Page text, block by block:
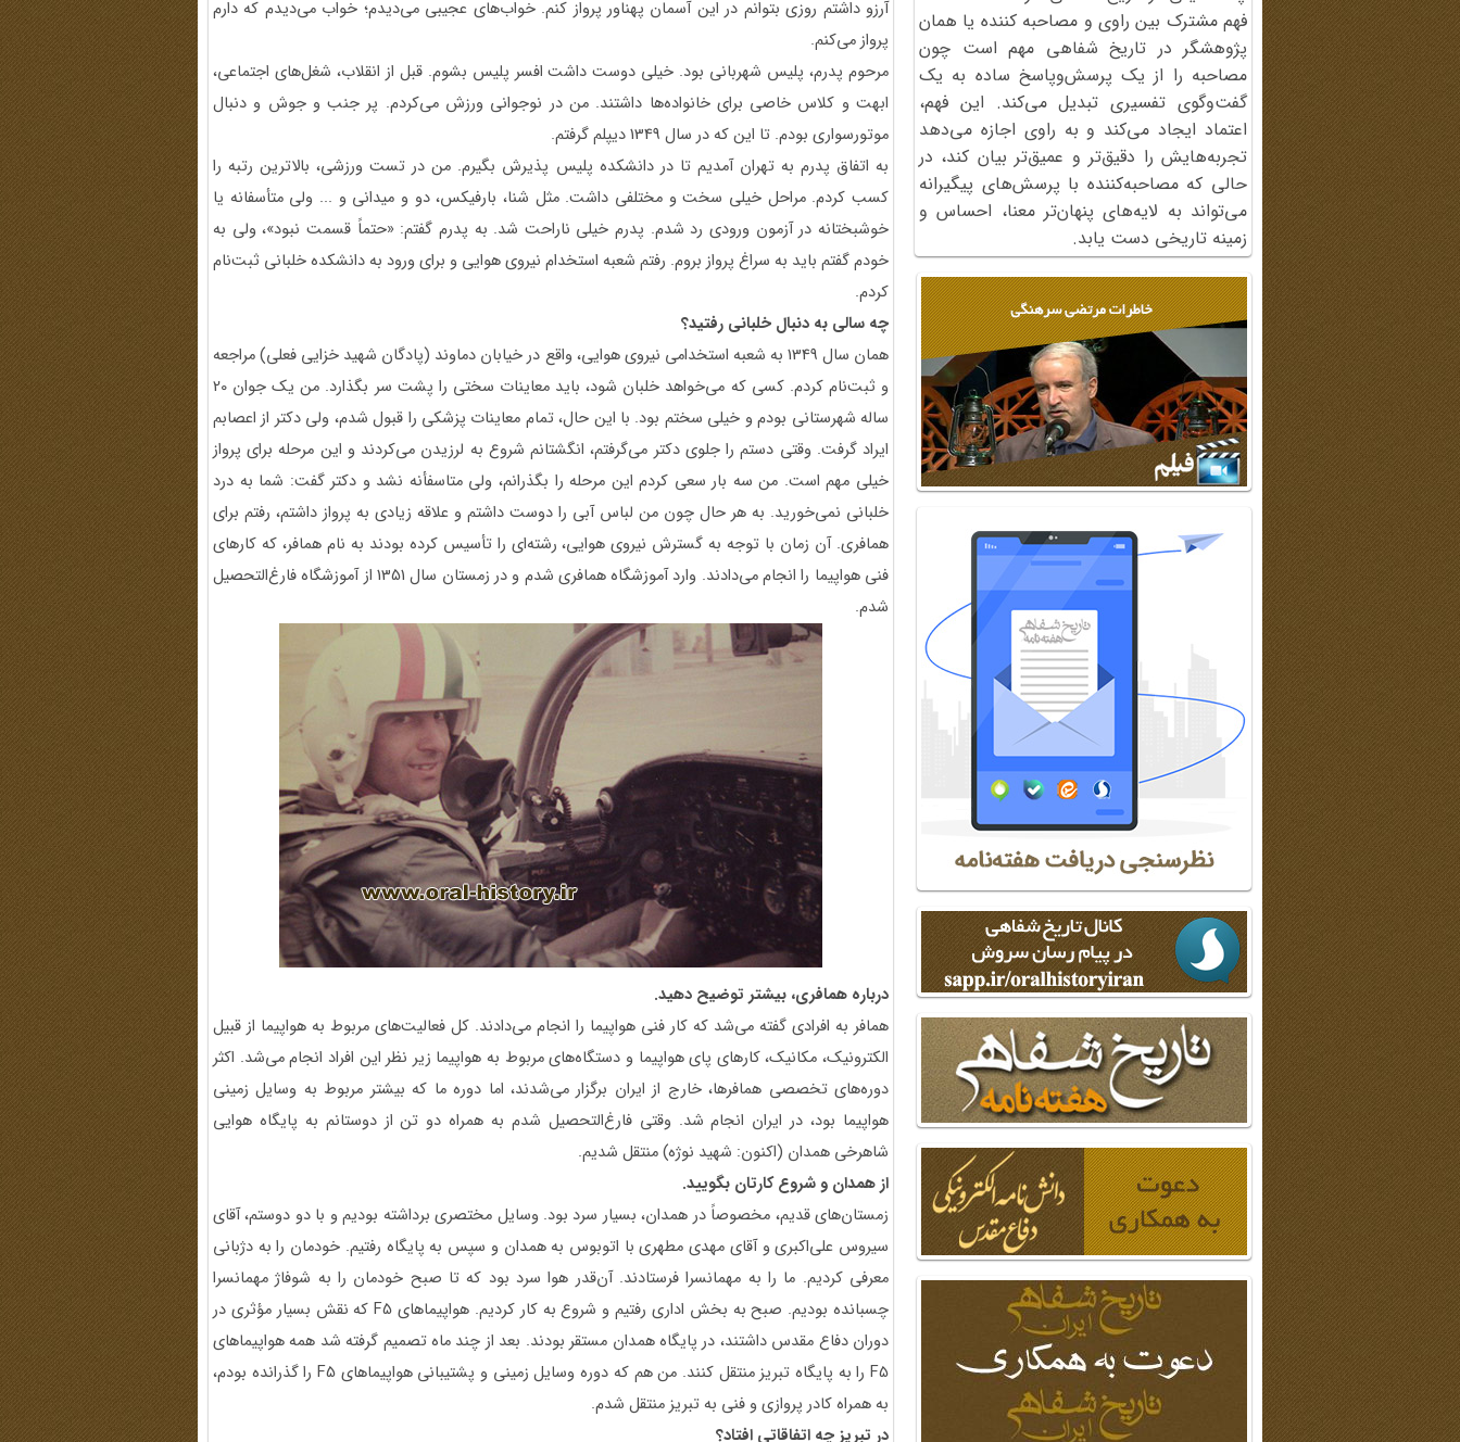
آرزو داشتم روزی بتوانم در این آسمان پهناور پرواز کنم. خواب‌های عجیبی می‌دیدم؛ خواب می‌دیدم که دارم
پرواز می‌کنم.
مرحوم پدرم، پلیس شهربانی بود. خیلی دوست داشت افسر پلیس بشوم. قبل از انقلاب، شغل‌های اجتماعی،
ابهت و کلاس خاصی برای خانواده‌ها داشتند. من در نوجوانی ورزش می‌کردم. پر جنب و جوش و دنبال
موتورسواری بودم. تا این که در سال 1349 دیپلم گرفتم.
به اتفاق پدرم به تهران آمدیم تا در دانشکده پلیس پذیرش بگیرم. من در تست ورزشی، بالاترین رتبه را
کسب کردم. مراحل خیلی سخت و مختلفی داشت. مثل شنا، بارفیکس، دو و میدانی و ... ولی متأسفانه یا
خوشبختانه در آزمون ورودی رد شدم. پدرم خیلی ناراحت شد. به پدرم گفتم: «حتماً قسمت نبود»، ولی به
خودم گفتم باید به سراغ پرواز بروم. رفتم شعبه استخدام نیروی هوایی و برای ورود به دانشکده خلبانی ثبت‌نام
کردم.
چه سالی به دنبال خلبانی رفتید؟
همان سال 1349 به شعبه استخدامی نیروی هوایی، واقع در خیابان دماوند (پادگان شهید خزایی فعلی) مراجعه
و ثبت‌نام کردم. کسی که می‌خواهد خلبان شود، باید معاینات سختی را پشت سر بگذارد. من یک جوان 20
ساله شهرستانی بودم و خیلی سختم بود. با این حال، تمام معاینات پزشکی را قبول شدم، ولی دکتر از اعصابم
ایراد گرفت. وقتی دستم را جلوی دکتر می‌گرفتم، انگشتانم شروع به لرزیدن می‌کردند و این مرحله برای پرواز
خیلی مهم است. من سه بار سعی کردم این مرحله را بگذرانم، ولی متاسفأنه نشد و دکتر گفت: شما به درد
خلبانی نمی‌خورید. به هر حال چون من لباس آبی را دوست داشتم و علاقه زیادی به پرواز داشتم، رفتم برای
همافری. آن زمان با توجه به گسترش نیروی هوایی، رشته‌ای را تأسیس کرده بودند به نام همافر، که کارهای
فنی هواپیما را انجام می‌دادند. وارد آموزشگاه همافری شدم و در زمستان سال 1351 از آموزشگاه فارغ‌التحصیل
شدم.
درباره همافری، بیشتر توضیح دهید.
همافر به افرادی گفته می‌شد که کار فنی هواپیما را انجام می‌دادند. کل فعالیت‌های مربوط به هواپیما از قبیل
الکترونیک، مکانیک، کارهای پای هواپیما و دستگاه‌های مربوط به هواپیما زیر نظر این افراد انجام می‌شد. اکثر
دوره‌های تخصصی همافرها، خارج از ایران برگزار می‌شدند، اما دوره ما که بیشتر مربوط به وسایل زمینی
هواپیما بود، در ایران انجام شد. وقتی فارغ‌التحصیل شدم به همراه دو تن از دوستانم به پایگاه هوایی
شاهرخی همدان (اکنون: شهید نوژه) منتقل شدیم.
از همدان و شروع کارتان بگویید.
زمستان‌های قدیم، مخصوصاً در همدان، بسیار سرد بود. وسایل مختصری برداشته بودیم و با دو دوستم، آقای
سیروس علی‌اکبری و آقای مهدی مطهری با اتوبوس به همدان و سپس به پایگاه رفتیم. خودمان را به دژبانی
معرفی کردیم. ما را به مهمانسرا فرستادند. آن‌قدر هوا سرد بود که تا صبح خودمان را به شوفاژ مهمانسرا
چسبانده بودیم. صبح به بخش اداری رفتیم و شروع به کار کردیم. هواپیماهای F5که نقش بسیار مؤثری در
دوران دفاع مقدس داشتند، در پایگاه همدان مستقر بودند. بعد از چند ماه تصمیم گرفته شد همه هواپیماهای
F5را به پایگاه تبریز منتقل کنند. من هم که دوره وسایل زمینی و پشتیبانی هواپیماهای F5را گذرانده بودم،
به همراه کادر پروازی و فنی به تبریز منتقل شدم.
در تبریز چه اتفاقاتی افتاد؟
فهم مشترک بین راوی و مصاحبه کننده یا همان
پژوهشگر در تاریخ شفاهی مهم است چون
مصاحبه را از یک پرسش‌وپاسخ ساده به یک
گفت‌وگوی تفسیری تبدیل می‌کند. این فهم،
اعتماد ایجاد می‌کند و به راوی اجازه می‌دهد
تجربه‌هایش را دقیق‌تر و عمیق‌تر بیان کند، در
حالی که مصاحبه‌کننده با پرسش‌های پیگیرانه
می‌تواند به لایه‌های پنهان‌تر معنا، احساس و
زمینه تاریخی دست یابد.